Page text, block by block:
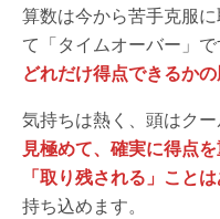
算数は今から苦手克服
て「タイムオーバー」で
どれだけ得点できるか
気持ちは熱く、頭はクー
見極めて、確実に得点
「取り残される」こと
持ち込めます。